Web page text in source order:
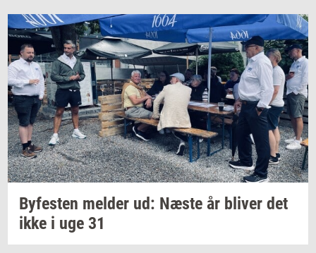
By­fe­sten mel­der ud: Næste år bli­ver det
ikke i uge 31